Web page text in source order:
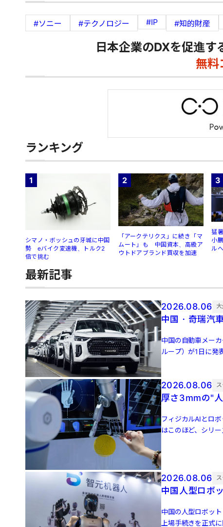
#ソニー #テクノロジー #IP #知的財産
日本企業のDXを促進す
無料
ランキング
1
シマノ・ボッシュの牙城に中国
勢 eバイク変速機、トルク2
倍で挑む
2
「アークテリクス」に続き「マ
ムート」も 中国資本、高級ア
ウトドアブランド買収を加速
3
猛
小
ルへ
最新記事
2026.08.06
中国・奇瑞汽
中国の自動車メー
ループ）が1日に発
2026.08.06
厚さ3mmの"
フィジカルAIとロ
はこのほど、シリ
2026.08.06
中国人型ロボ
中国の人型ロボッ
上場手続きを正式